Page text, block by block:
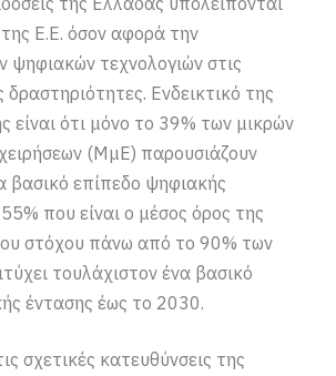
Ε.Ε. όσον αφορά την
τεχνολογιών στις
δραστηριότητες. Ενδεικτικό της
ότι μόνο το 39% των μικρών
(ΜμΕ) παρουσιάζουν
βασικό επίπεδο ψηφιακής
που είναι ο μέσος όρος της
στόχου πάνω από το 90% των
τουλάχιστον ένα βασικό
έντασης έως το 2030.
σχετικές κατευθύνσεις της